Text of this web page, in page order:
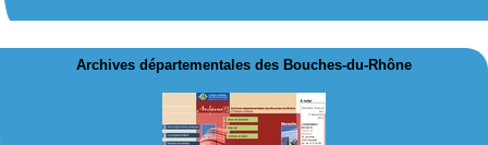
Archives départementales des Bouches-du-Rhône